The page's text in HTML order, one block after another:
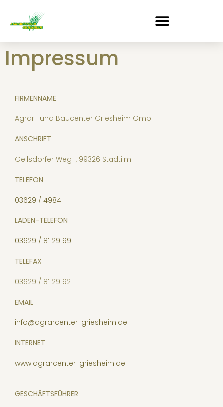
Impressum
FIRMENNAME
Agrar- und Baucenter Griesheim GmbH
ANSCHRIFT
Geilsdorfer Weg 1, 99326 Stadtilm
TELEFON
03629 / 4984
LADEN-TELEFON
03629 / 81 29 99
TELEFAX
03629 / 81 29 92
EMAIL
info@agrarcenter-griesheim.de
INTERNET
www.agrarcenter-griesheim.de
GESCHÄFTSFÜHRER